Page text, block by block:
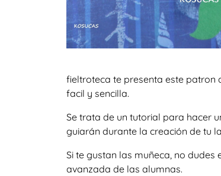
fieltroteca te presenta este patron
facil y sencilla.
Se trata de un tutorial para hacer
guiarán durante la creación de tu
Si te gustan las muñeca, no
avanzada de las alumnas.